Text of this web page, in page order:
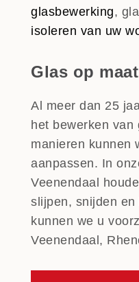
glasbewerking,
isoleren van uw
Glas op
Al meer dan 25
het bewerken
manieren kunnen
aanpassen. In
Veenendaal
slijpen, snijden
kunnen we u
Veenendaal,